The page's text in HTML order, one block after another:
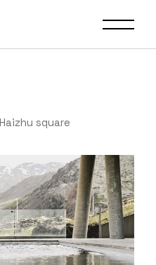
Haizhu square